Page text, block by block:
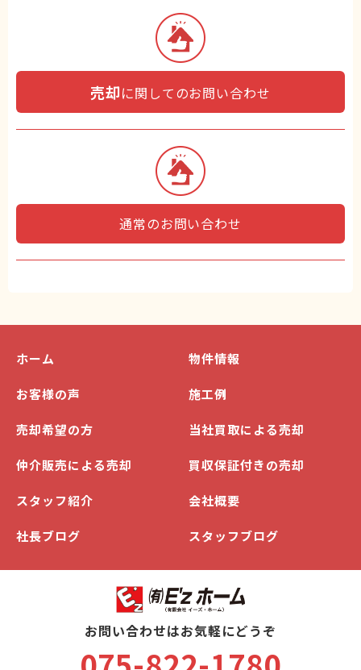
売却に関してのお問い合わせ
通常のお問い合わせ
ホーム 物件情報
お客様の声 施工例
売却希望の方 当社買取による売却
仲介販売による売却 買収保証付きの売却
スタッフ紹介 会社概要
社長ブログ スタッフブログ
お問い合わせはお気軽にどうぞ